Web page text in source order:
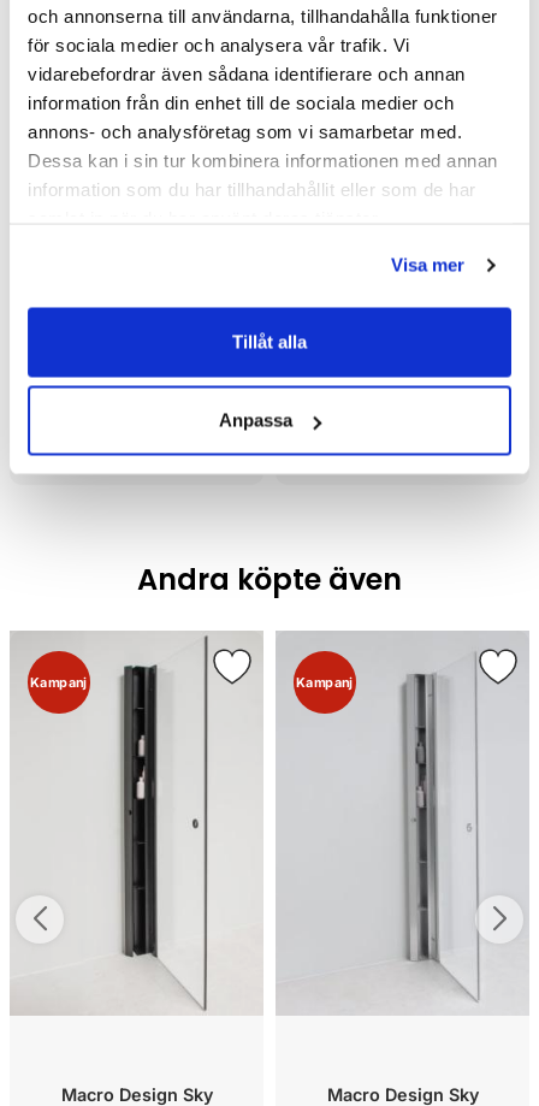
och annonserna till användarna, tillhandahålla funktioner
för sociala medier och analysera vår trafik. Vi
vidarebefordrar även sådana identifierare och annan
information från din enhet till de sociala medier och
annons- och analysföretag som vi samarbetar med.
Dessa kan i sin tur kombinera informationen med annan
information som du har tillhandahållit eller som de har
Visa mer
Tillåt alla
Anpassa
8 477 kr/st11 485 kr/st 8 477 kr/st11 485 kr/st
Andra köpte även
Kampanj
Macro Design Sky
Kampanj
Macro Design Sky